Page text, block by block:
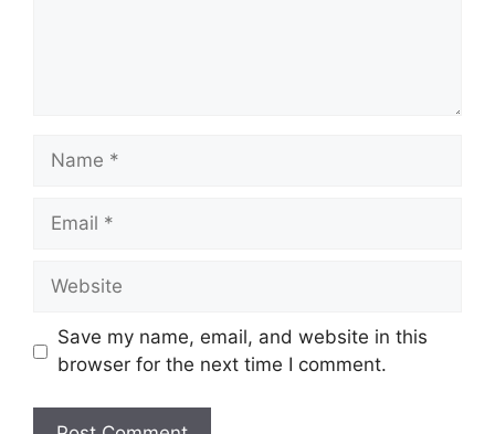
Name
Email
Website
Save my name, email, and website in this
browser for the next time I comment.